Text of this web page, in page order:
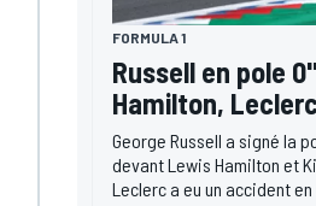
FORMULA 1
Russell en pole
Hamilton,
George Russell a signé la
devant Lewis Hamilton et
Leclerc a eu un accident en